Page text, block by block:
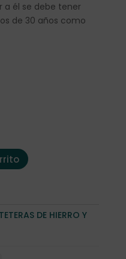
a él se debe tener
de 30 años como
TETERAS DE HIERRO Y